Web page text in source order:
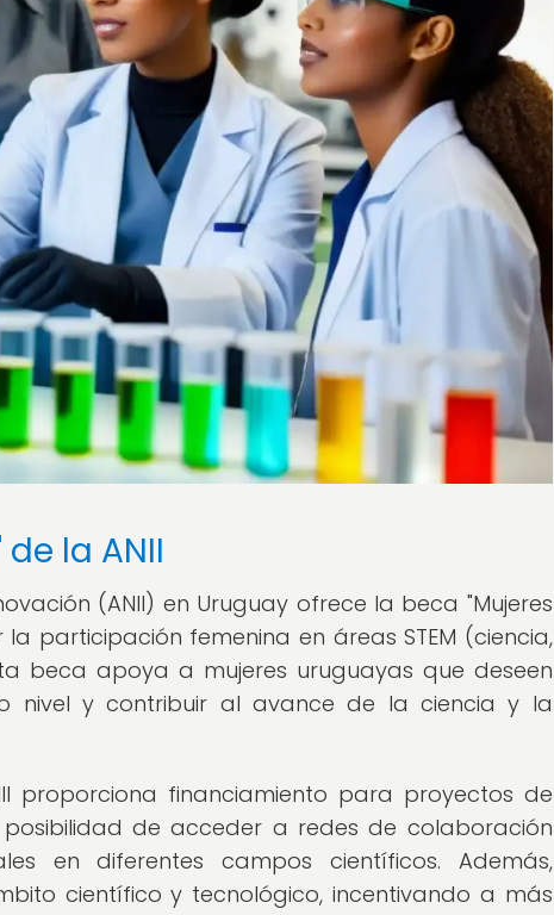
la ANII
(ANII) en Uruguay ofrece la beca "Mujeres
participación femenina en áreas STEM (ciencia,
beca apoya a mujeres uruguayas que deseen
nivel y contribuir al avance de la ciencia y la
proporciona financiamiento para proyectos de
de acceder a redes de colaboración
en diferentes campos científicos. Además,
científico y tecnológico, incentivando a más